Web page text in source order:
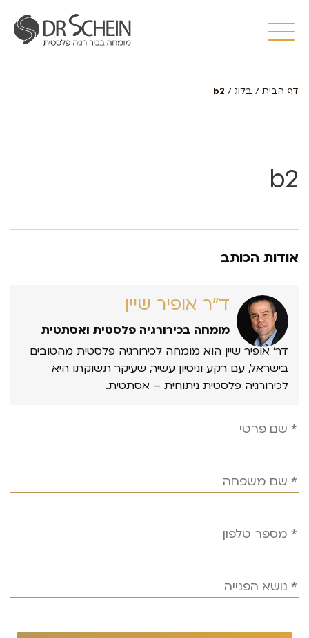
דף הבית / בלוג /
b2
b2
אודות הכותב
ד״ר אופיר שיין
מומחה בכירורגיה פלסטית ואסתטית
דר’ אופיר שיין הוא מומחה לכירורגיה פלסטית מהטובים
בישראל, עם רקע וניסיון עשיר, שעיקר תשוקתו היא
לכירורגיה פלסטית ניתוחית – אסתטית.